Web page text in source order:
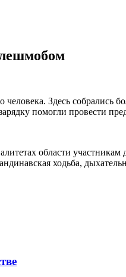
Здесь собрались
помогли провести
области
ходьба,